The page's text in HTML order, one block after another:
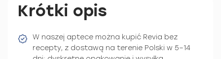
Krótki opis
W naszej aptece można kupić Revia bez
recepty, z dostawą na terenie Polski w 5–14